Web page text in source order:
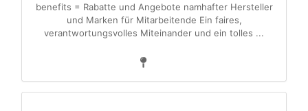
benefits = Rabatte und Angebote namhafter Hersteller
und Marken für Mitarbeitende Ein faires,
verantwortungsvolles Miteinander und ein tolles ...